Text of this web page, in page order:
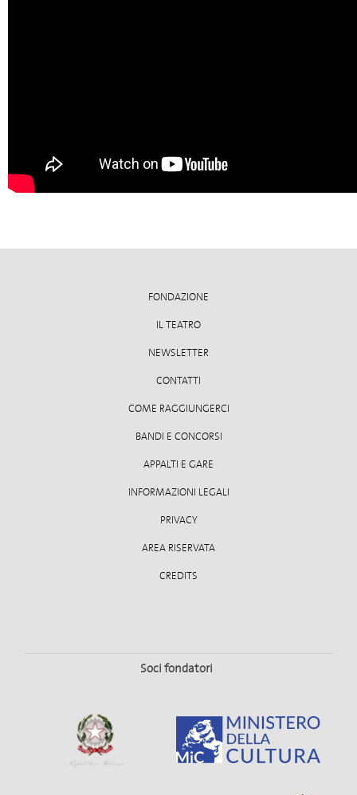
FONDAZIONE
IL TEATRO
NEWSLETTER
CONTATTI
COME RAGGIUNGERCI
BANDI E CONCORSI
APPALTI E GARE
INFORMAZIONI LEGALI
PRIVACY
AREA RISERVATA
CREDITS
Soci fondatori